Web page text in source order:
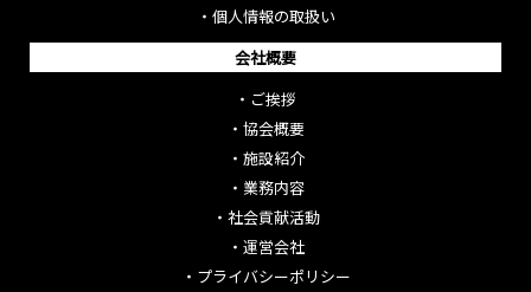
・ 個人情報の取扱い
会社概要
・ ご挨拶
・ 協会概要
・ 施設紹介
・ 業務内容
・ 社会貢献活動
・ 運営会社
・ プライバシーポリシー